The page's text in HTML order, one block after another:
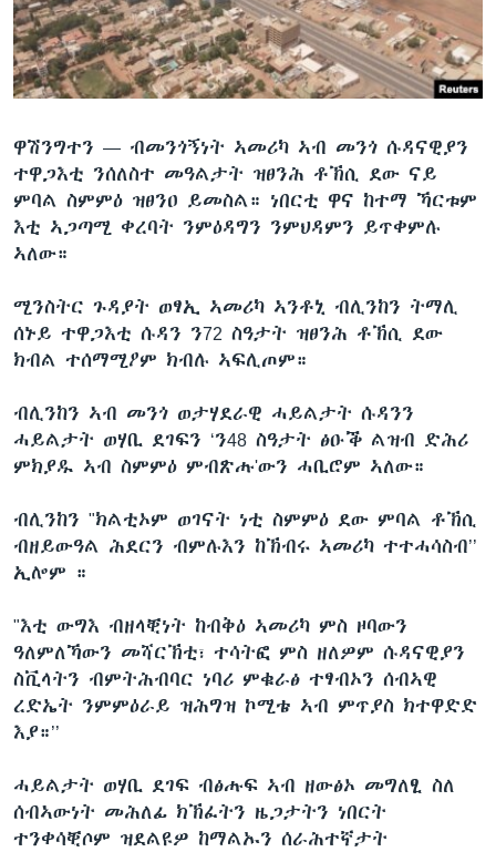
ቂሔ ጽልሚ
ቋንቋታት
ዋሽንግተን — ብመንጎኝነት ኣመሪካ ኣብ መንጎ ሱዳናዊያን
ተዋጋእቲ ንሰለስተ መዓልታት ዝፀንሕ ቶኽሲ ደው ናይ
ምባል ስምምዕ ዝፀንዐ ይመስል። ነበርቲ ዋና ከተማ ኻርቱም
እቲ ኣጋጣሚ ቀረባት ንምዕዳግን ንምህዳምን ይጥቀምሉ
ኣለው።
ሚንስትር ጉዳያት ወፃኢ ኣመሪካ ኣንቶኒ ብሊንከን ትማሊ
ሰኑይ ተዋጋእቲ ሱዳን ን72 ስዓታት ዝፀንሕ ቶኽሲ ደው
ክብል ተሰማሚዖም ክብሉ ኣፍሊጦም።
ብሊንከን ኣብ መንጎ ወታሃደራዊ ሓይልታት ሱዳንን
ሓይልታት ወሃቢ ደገፍን ‘ን48 ስዓታት ፅዑቕ ልዝብ ድሕሪ
ምክያዱ ኣብ ስምምዕ ምብጽሑ'ውን ሓቢሮም ኣለው።
ብሊንከን "ክልቲኦም ወገናት ነቲ ስምምዕ ደው ምባል ቶኽሲ
ብዘይውዓል ሕደርን ብምሉእን ከኽብሩ ኣመሪካ ተተሓሳስብ’’
ኢሎም ።
"እቲ ውግእ ብዘላቒነት ከብቅዕ ኣመሪካ ምስ ዞባውን
ዓለምለኻውን መሻርኽቲ፣ ተሳትፎ ምስ ዘለዎም ሱዳናዊያን
ስቪላትን ብምትሕብባር ነባሪ ምቁራፅ ተፃብኦን ሰብኣዊ
ረድኤት ንምምዕራይ ዝሕግዝ ኮሚቴ ኣብ ምጥያስ ክተዋድድ
እያ።’’
ሓይልታት ወሃቢ ደገፍ ብፅሑፍ ኣብ ዘውፅኦ መግለፂ ስለ
ሰብኣውነት መሕለፊ ክኽፈትን ዜጋታትን ነበርት
ተንቀሳቒሶም ዝደልዩዎ ከማልኡን ሰራሕተኛታት